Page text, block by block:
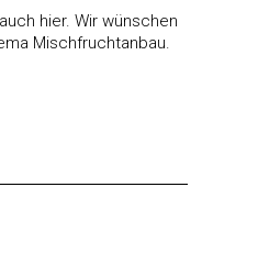
hier. Wir wünschen
Mischfruchtanbau.